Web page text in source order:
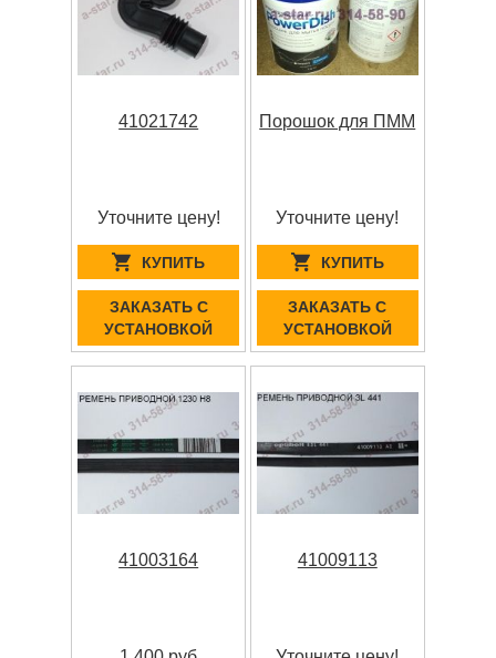
41021742
Уточните цену!
КУПИТЬ
ЗАКАЗАТЬ С
УСТАНОВКОЙ
Порошок для ПММ
Уточните цену!
КУПИТЬ
ЗАКАЗАТЬ С
УСТАНОВКОЙ
41003164 41009113